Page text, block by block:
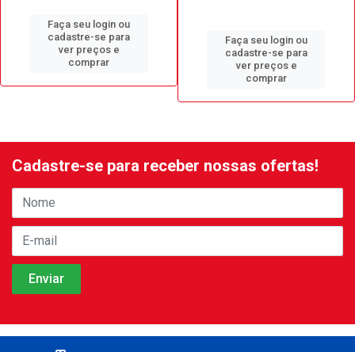
Faça seu login ou
cadastre-se para
ver preços e
comprar
Faça seu login ou
cadastre-se para
ver preços e
comprar
Cadastre-se para receber nossas ofertas!